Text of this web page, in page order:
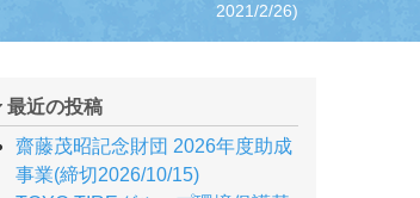
2021/2/26)
最近の投稿
齋藤茂昭記念財団 2026年度助成
事業(締切2026/10/15)